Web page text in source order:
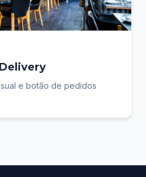
e botão de pedidos